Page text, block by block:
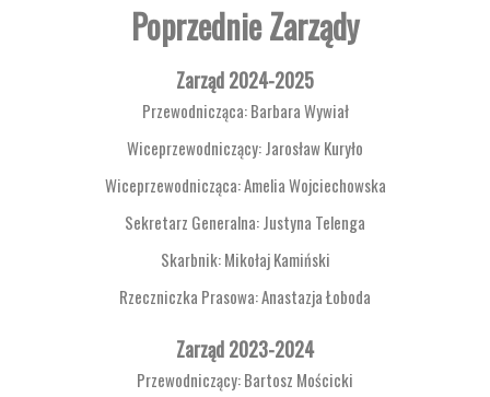
Poprzednie Zarządy
Zarząd 2024-2025
Przewodnicząca: Barbara Wywiał
Wiceprzewodniczący: Jarosław Kuryło
Wiceprzewodnicząca: Amelia Wojciechowska
Sekretarz Generalna: Justyna Telenga
Skarbnik: Mikołaj Kamiński
Rzeczniczka Prasowa: Anastazja Łoboda
Zarząd 2023-2024
Przewodniczący: Bartosz Mościcki